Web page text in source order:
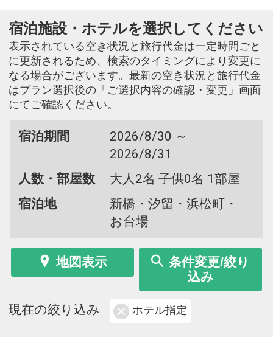
宿泊施設・ホテルを選択してください
表示されている空き状況と旅行代金は一定時間ごと
に更新されるため、検索のタイミングにより変更に
なる場合がございます。最新の空き状況と旅行代金
はプラン選択後の「ご選択内容の確認・変更」画面
にてご確認ください。
宿泊期間
2026/8/30 ～
2026/8/31
人数・部屋数
大人2名 子供0名 1部屋
宿泊地
新橋・汐留・浜松町・
お台場
地図表示
条件変更/絞り
込み
現在の絞り込み ホテル指定